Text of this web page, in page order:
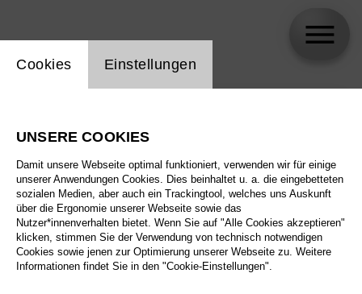
Alle Sparten
Alle Spielstätten
Alle Merkmale
Einstellung Website Cookie
Cookies Einstellungen
UNSERE COOKIES
Damit unsere Webseite optimal funktioniert, verwenden wir für einige
unserer Anwendungen Cookies. Dies beinhaltet u. a. die eingebetteten
sozialen Medien, aber auch ein Trackingtool, welches uns Auskunft
über die Ergonomie unserer Webseite sowie das
Nutzer*innenverhalten bietet. Wenn Sie auf "Alle Cookies akzeptieren"
klicken, stimmen Sie der Verwendung von technisch notwendigen
Cookies sowie jenen zur Optimierung unserer Webseite zu. Weitere
Informationen findet Sie in den "Cookie-Einstellungen".